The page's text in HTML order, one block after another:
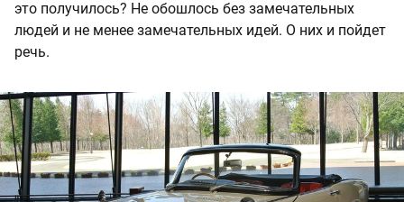
это получилось? Не обошлось без замечательных
людей и не менее замечательных идей. О них и пойдет
речь.